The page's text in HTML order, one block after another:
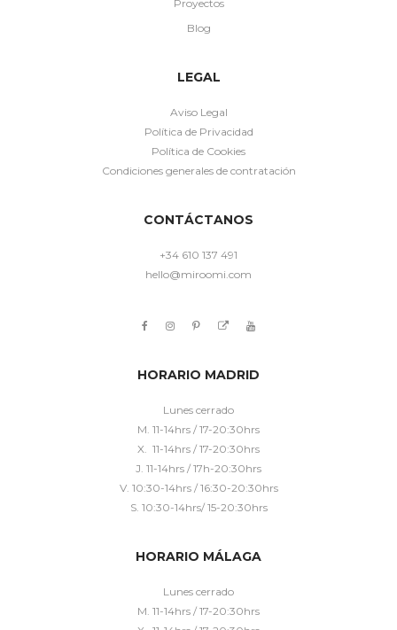
Proyectos
Blog
LEGAL
Aviso Legal
Política de Privacidad
Política de Cookies
Condiciones generales de contratación
CONTÁCTANOS
+34 610 137 491
hello@miroomi.com
HORARIO MADRID
Lunes cerrado
M. 11-14hrs / 17-20:30hrs
X. 11-14hrs / 17-20:30hrs
J. 11-14hrs / 17h-20:30hrs
V. 10:30-14hrs / 16:30-20:30hrs
S. 10:30-14hrs/ 15-20:30hrs
HORARIO MÁLAGA
Lunes cerrado
M. 11-14hrs / 17-20:30hrs